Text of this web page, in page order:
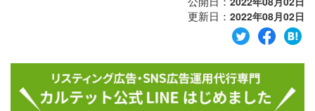
お問い合わせ
更新日： 2022年08月02日